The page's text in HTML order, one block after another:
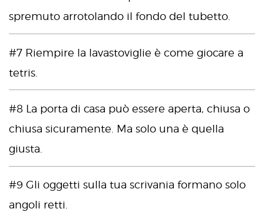
spremuto arrotolando il fondo del tubetto.
#7 Riempire la lavastoviglie è come giocare a
tetris.
#8 La porta di casa può essere aperta, chiusa o
chiusa sicuramente. Ma solo una è quella
giusta.
#9 Gli oggetti sulla tua scrivania formano solo
angoli retti.